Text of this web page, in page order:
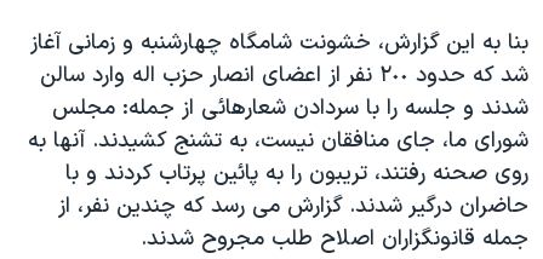
اقتصادی
علم و فناوری
اسرائیل در جنگ
گالری عکس
آرشیو پخش زنده
حمله جمهوری اسلامی به اسرائیل
رمز مهسا
ورزش زنان در ایران
اعتراضات زن، زندگی، آزادی
مجموعه مستندهای دادخواهی
تریبونال مردمی آبان ۹۸
زبانهای مختلف
بنا به اين گزارش، خشونت شامگاه چهارشنبه و زمانی آغاز
شد که حدود ٢٠٠ نفر از اعضای انصار حزب اله وارد سالن
شدند و جلسه را با سردادن شعارهائی از جمله: مجلس
شورای ما، جای منافقان نيست، به تشنج کشيدند. آنها به
روی صحنه رفتند، تريبون را به پائين پرتاب کردند و با
حاضران درگير شدند. گزارش می رسد که چندين نفر، از
جمله قانونگزاران اصلاح طلب مجروح شدند.